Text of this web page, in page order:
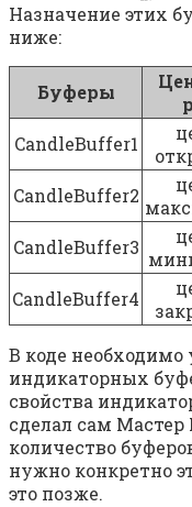
Назначение этих
ниже:
Буферы
CandleBuffer1
CandleBuffer2
CandleBuffer3
CandleBuffer4
В коде необходимо
индикаторных
свойства
сделал сам
количество
нужно конкретно
это позже.